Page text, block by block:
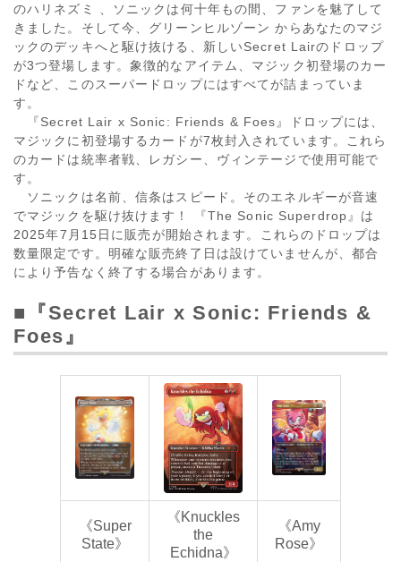
のハリネズミ 、ソニックは何十年もの間、ファンを魅了して
きました。そして今、グリーンヒルゾーン からあなたのマジ
ックのデッキへと駆け抜ける、新しいSecret Lairのドロップ
が3つ登場します。象徴的なアイテム、マジック初登場のカー
ドなど、このスーパードロップにはすべてが詰まっていま
す。
『Secret Lair x Sonic: Friends & Foes』ドロップには、
マジックに初登場するカードが7枚封入されています。これら
のカードは統率者戦、レガシー、ヴィンテージで使用可能で
す。
ソニックは名前、信条はスピード。そのエネルギーが音速
でマジックを駆け抜けます！ 『The Sonic Superdrop』は
2025年7月15日に販売が開始されます。これらのドロップは
数量限定です。明確な販売終了日は設けていませんが、都合
により予告なく終了する場合があります。
■『Secret Lair x Sonic: Friends &
Foes』
《Super
State》
《Knuckles
the
Echidna》
《Amy
Rose》